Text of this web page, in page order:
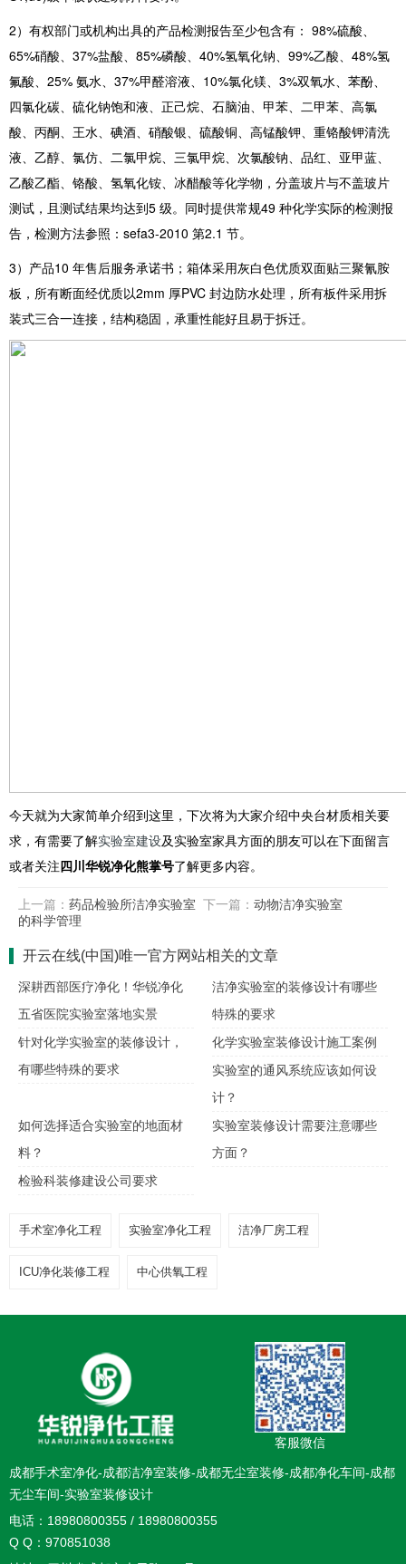
2）有权部门或机构出具的产品检测报告至少包含有： 98%硫酸、
65%硝酸、37%盐酸、85%磷酸、40%氢氧化钠、99%乙酸、48%氢
氟酸、25% 氨水、37%甲醛溶液、10%氯化镁、3%双氧水、苯酚、
四氯化碳、硫化钠饱和液、正己烷、石脑油、甲苯、二甲苯、高氯
酸、丙酮、王水、碘酒、硝酸银、硫酸铜、高锰酸钾、重铬酸钾清洗
液、乙醇、氯仿、二氯甲烷、三氯甲烷、次氯酸钠、品红、亚甲蓝、
乙酸乙酯、铬酸、氢氧化铵、冰醋酸等化学物，分盖玻片与不盖玻片
测试，且测试结果均达到5 级。同时提供常规49 种化学实际的检测报
告，检测方法参照：sefa3-2010 第2.1 节。
3）产品10 年售后服务承诺书；箱体采用灰白色优质双面贴三聚氰胺
板，所有断面经优质以2mm 厚PVC 封边防水处理，所有板件采用拆
装式三合一连接，结构稳固，承重性能好且易于拆迁。
今天就为大家简单介绍到这里，下次将为大家介绍中央台材质相关要
求，有需要了解实验室建设及实验室家具方面的朋友可以在下面留言
或者关注四川华锐净化熊掌号了解更多内容。
上一篇： 药品检验所洁净实验室
的科学管理
下一篇： 动物洁净实验室
开云在线(中国)唯一官方网站相关的文章
深耕西部医疗净化！华锐净化
五省医院实验室落地实景
洁净实验室的装修设计有哪些
特殊的要求
针对化学实验室的装修设计，
有哪些特殊的要求
化学实验室装修设计施工案例
实验室的通风系统应该如何设
计？
如何选择适合实验室的地面材
料？
实验室装修设计需要注意哪些
方面？
检验科装修建设公司要求
手术室净化工程 实验室净化工程 洁净厂房工程
ICU净化装修工程 中心供氧工程
客服微信
成都手术室净化-成都洁净室装修-成都无尘室装修-成都净化车间-成都
无尘车间-实验室装修设计
电话：18980800355 / 18980800355
Q Q：970851038